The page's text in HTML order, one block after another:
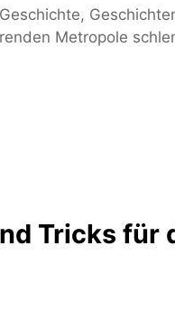
Metropole
Tricks für